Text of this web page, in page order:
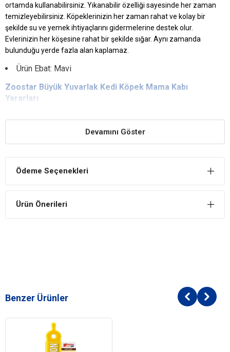
ortamda kullanabilirsiniz. Yıkanabilir özelliği sayesinde her zaman
temizleyebilirsiniz. Köpeklerinizin her zaman rahat ve kolay bir
şekilde su ve yemek ihtiyaçlarını gidermelerine destek olur.
Evlerinizin her köşesine rahat bir şekilde sığar. Aynı zamanda
bulunduğu yerde fazla alan kaplamaz.
Ürün Ebat: Mavi
Zoostar Büyük Yuvarlak Kedi Köpek Mama Kabı
Yararları
İdeal ölçüleri sayesinde köpeğinizin dengeli bir şekilde
beslenmesine yardım ederek günü daha keyifli ve zinde bir şekilde
Kolayca Temizlenir
Devamını Göster
Ödeme Seçenekleri
Ürün Önerileri
Benzer Ürünler